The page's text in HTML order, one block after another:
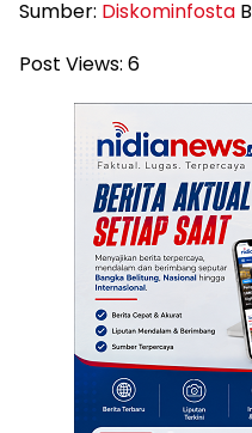
Sumber: Diskominfosta
Post Views: 6